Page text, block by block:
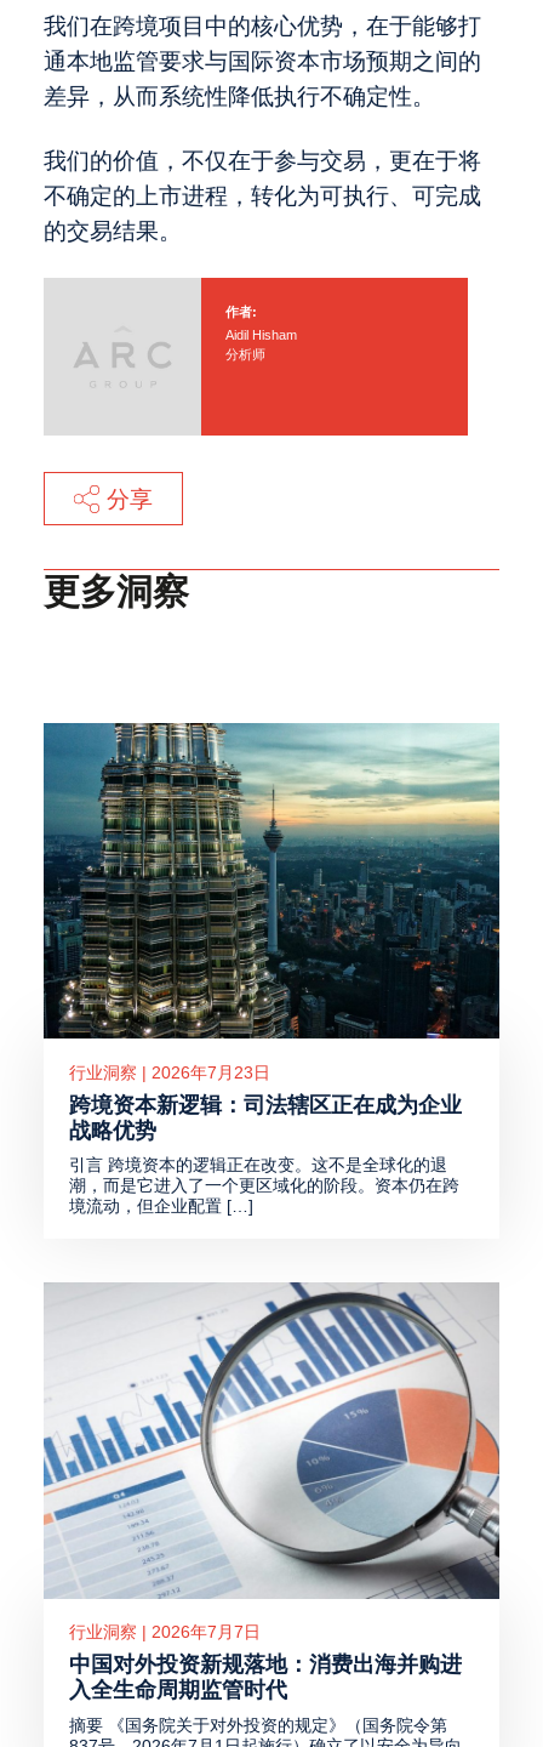
我们在跨境项目中的核心优势，在于能够打
通本地监管要求与国际资本市场预期之间的
差异，从而系统性降低执行不确定性。
我们的价值，不仅在于参与交易，更在于将
不确定的上市进程，转化为可执行、可完成
的交易结果。
作者:
Aidil Hisham
分析师
分享
更多洞察
行业洞察 | 2026年7月23日
跨境资本新逻辑：司法辖区正在成为企业
战略优势
引言 跨境资本的逻辑正在改变。这不是全球化的退
潮，而是它进入了一个更区域化的阶段。资本仍在跨
境流动，但企业配置 […]
行业洞察 | 2026年7月7日
中国对外投资新规落地：消费出海并购进
入全生命周期监管时代
摘要 《国务院关于对外投资的规定》（国务院令第